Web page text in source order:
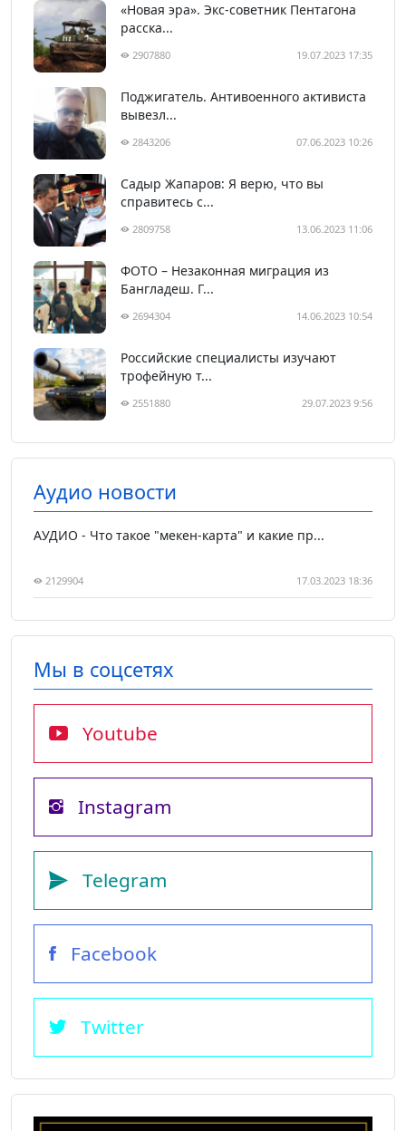
«Новая эра». Экс-советник Пентагона
расска...
2907880 19.07.2023 17:35
Поджигатель. Антивоенного активиста
вывезл...
2843206 07.06.2023 10:26
Садыр Жапаров: Я верю, что вы
справитесь с...
2809758 13.06.2023 11:06
ФОТО – Незаконная миграция из
Бангладеш. Г...
2694304 14.06.2023 10:54
Российские специалисты изучают
трофейную т...
2551880 29.07.2023 9:56
Аудио новости
АУДИО - Что такое "мекен-карта" и какие пр...
2129904 17.03.2023 18:36
Мы в соцсетях
Youtube
Instagram
Telegram
Facebook
Twitter